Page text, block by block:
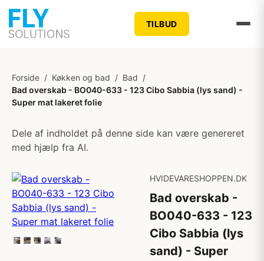
TILBUD
Forside / Køkken og bad / Bad /
Bad overskab - BO040-633 - 123 Cibo Sabbia (lys sand) -
Super mat lakeret folie
Dele af indholdet på denne side kan være genereret
med hjælp fra AI.
HVIDEVARESHOPPEN.DK
Bad overskab -
BO040-633 - 123
Cibo Sabbia (lys
sand) - Super